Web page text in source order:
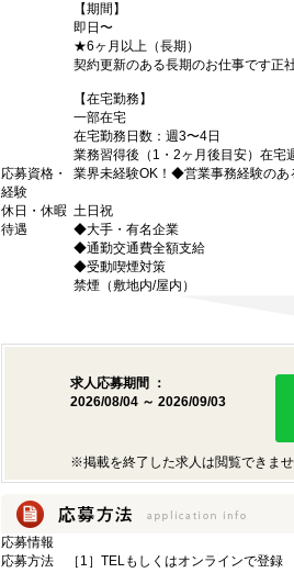
【期間】
即日〜
★6ヶ月以上（長期）
契約更新のある長期のお仕事です正
【在宅勤務】
一部在宅
在宅勤務日数：週3〜4日
業務習得後（1・2ヶ月後目安）在宅
応募資格・
経験
業界未経験OK！◆営業事務経験の
休日・休暇 土日祝
待遇
◆大手・有名企業
◆通勤交通費全額支給
◆受動喫煙対策
禁煙（敷地内/屋内）
求人応募期間 ：
2026/08/04 ～ 2026/09/03
※掲載を終了した求人は閲覧できま
応募情報
応募方法
［1］TELもしくはオンラインで登録